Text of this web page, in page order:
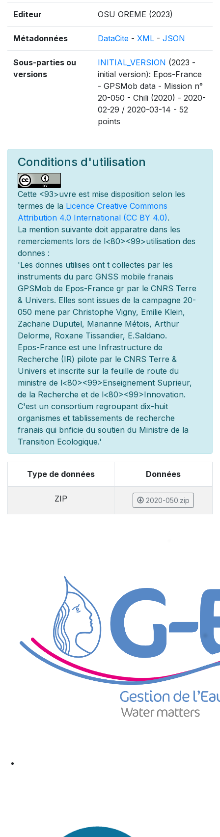
Editeur OSU OREME (2023)
Métadonnées DataCite - XML - JSON
Sous-parties ou
versions
INITIAL_VERSION (2023 -
initial version): Epos-France
- GPSMob data - Mission n°
20-050 - Chili (2020) - 2020-
02-29 / 2020-03-14 - 52
points
Conditions d'utilisation
Cette <93>uvre est mise disposition selon les
termes de la Licence Creative Commons
Attribution 4.0 International (CC BY 4.0).
La mention suivante doit apparatre dans les
remerciements lors de l<80><99>utilisation des
donnes :
'Les donnes utilises ont t collectes par les
instruments du parc GNSS mobile franais
GPSMob de Epos-France gr par le CNRS Terre
& Univers. Elles sont issues de la campagne 20-
050 mene par Christophe Vigny, Emilie Klein,
Zacharie Duputel, Marianne Métois, Arthur
Delorme, Roxane Tissandier, E.Saldano.
Epos-France est une Infrastructure de
Recherche (IR) pilote par le CNRS Terre &
Univers et inscrite sur la feuille de route du
ministre de l<80><99>Enseignement Suprieur,
de la Recherche et de l<80><99>Innovation.
C'est un consortium regroupant dix-huit
organismes et tablissements de recherche
franais qui bnficie du soutien du Ministre de la
Transition Ecologique.'
Type de données Données
ZIP 2020-050.zip